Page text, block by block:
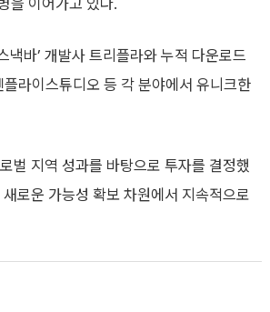
을 이어가고 있다.
바’ 개발사 트리플라와 누적 다운로드
라이스튜디오 등 각 분야에서 유니크한
벌 지역 성과를 바탕으로 투자를 결정했
로운 가능성 확보 차원에서 지속적으로